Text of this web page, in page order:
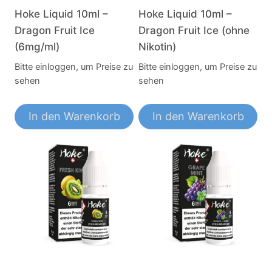
Hoke Liquid 10ml –
Dragon Fruit Ice
(6mg/ml)
Bitte einloggen, um Preise zu
sehen
In den Warenkorb
Hoke Liquid 10ml –
Dragon Fruit Ice (ohne
Nikotin)
Bitte einloggen, um Preise zu
sehen
In den Warenkorb